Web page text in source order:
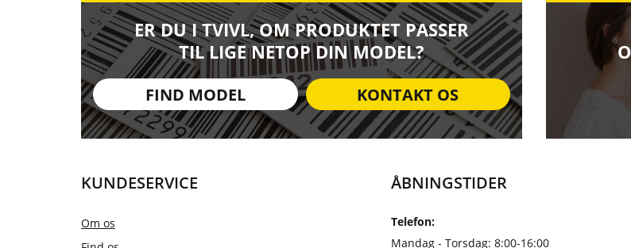
ER DU I TVIVL, OM PRODUKTET PASSER
TIL LIGE NETOP DIN MODEL?
FIND MODEL KONTAKT OS
KUNDESERVICE
Om os
ÅBNINGSTIDER
Telefon:
Mandag - Torsdag: 8:00-16:00